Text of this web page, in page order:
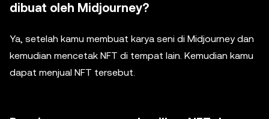
dibuat oleh Midjourney?
Ya, setelah kamu membuat karya seni di Midjourney dan
kemudian mencetak NFT di tempat lain. Kemudian kamu
dapat menjual NFT tersebut.